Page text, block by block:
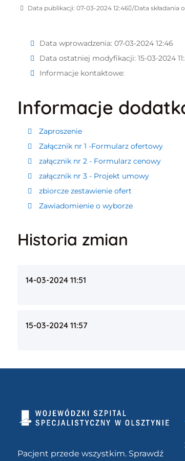
Data publikacji: 07-03-2024 12:46 Data składania
Data wprowadzenia: 07-03-2024 12:46
Data ostatniej modyfikacji: 15-03-2024
Informacje kontaktowe:
Informacje
Zaproszenie
Załącznik nr 1 -Formularz ofertowy
załącznik nr 2 - Formularz cenowy
załącznik nr 3 - Projekt umowy
zbiorcze zestawienie ofert
Zawiadomienie o wyborze
Historia zmian
14-03-2024 11:51
15-03-2024 11:57
Pacjent przede wszystkim. Sprawdź